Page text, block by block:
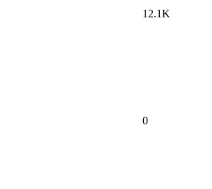
12.1K
0